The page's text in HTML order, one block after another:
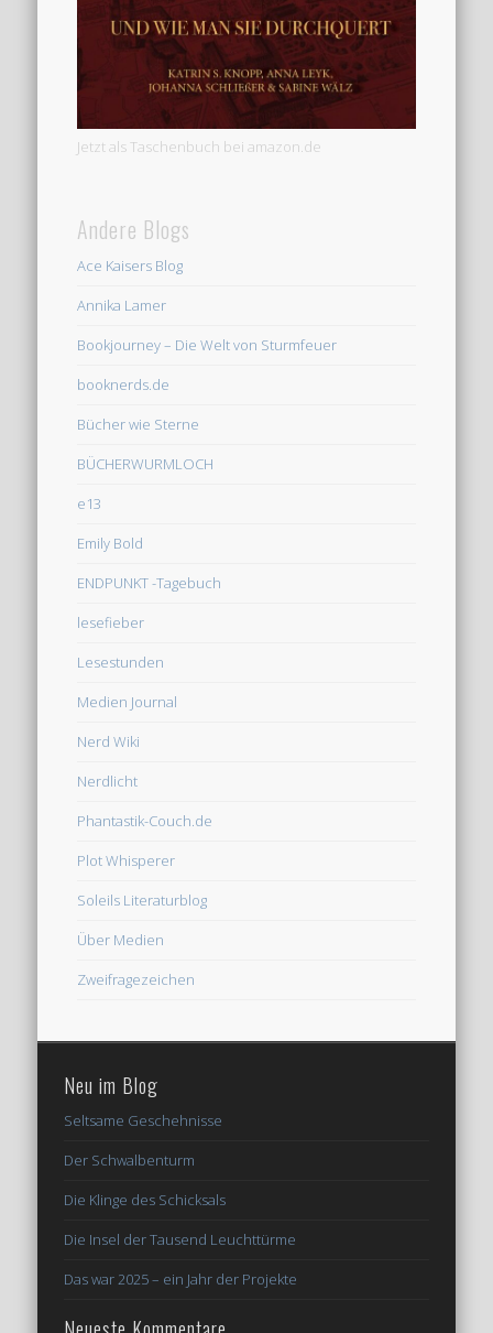
Jetzt als Taschenbuch bei amazon.de
Andere Blogs
Ace Kaisers Blog
Annika Lamer
Bookjourney – Die Welt von Sturmfeuer
booknerds.de
Bücher wie Sterne
BÜCHERWURMLOCH
e13
Emily Bold
ENDPUNKT -Tagebuch
lesefieber
Lesestunden
Medien Journal
Nerd Wiki
Nerdlicht
Phantastik-Couch.de
Plot Whisperer
Soleils Literaturblog
Über Medien
Zweifragezeichen
Neu im Blog
Seltsame Geschehnisse
Der Schwalbenturm
Die Klinge des Schicksals
Die Insel der Tausend Leuchttürme
Das war 2025 – ein Jahr der Projekte